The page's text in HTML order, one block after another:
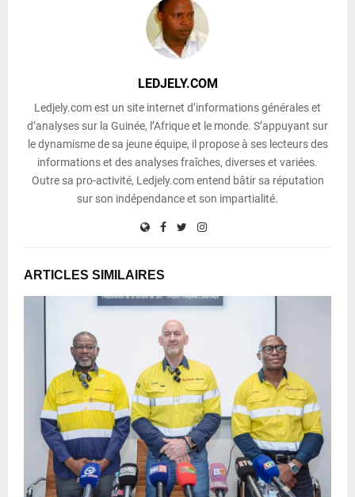
LEDJELY.COM
Ledjely.com est un site internet d’informations générales et
d’analyses sur la Guinée, l’Afrique et le monde. S’appuyant sur
le dynamisme de sa jeune équipe, il propose à ses lecteurs des
informations et des analyses fraîches, diverses et variées.
Outre sa pro-activité, Ledjely.com entend bâtir sa réputation
sur son indépendance et son impartialité.
ARTICLES SIMILAIRES